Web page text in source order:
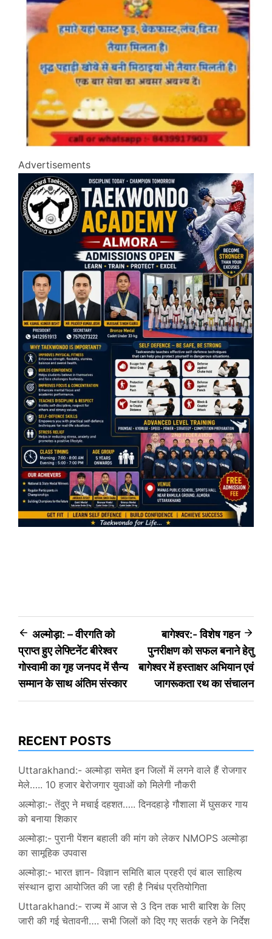
Advertisements
Post
navigation
अल्मोड़ा: – वीरगति को
प्राप्त हुए लेफ्टिनेंट बीरेश्वर
गोस्वामी का गृह जनपद में सैन्य
सम्मान के साथ अंतिम संस्कार
बागेश्वर:- विशेष गहन
पुनरीक्षण को सफल बनाने हेतु
बागेश्वर में हस्ताक्षर अभियान एवं
जागरूकता रथ का संचालन
RECENT POSTS
Uttarakhand:- अल्मोड़ा समेत इन जिलों में लगने वाले हैं रोजगार
मेले….. 10 हजार बेरोजगार युवाओं को मिलेगी नौकरी
अल्मोड़ा:- तेंदुए ने मचाई दहशत….. दिनदहाड़े गौशाला में घुसकर गाय
को बनाया शिकार
अल्मोड़ा:- पुरानी पेंशन बहाली की मांग को लेकर NMOPS अल्मोड़ा
का सामूहिक उपवास
अल्मोड़ा:- भारत ज्ञान- विज्ञान समिति बाल प्रहरी एवं बाल साहित्य
संस्थान द्वारा आयोजित की जा रही है निबंध प्रतियोगिता
Uttarakhand:- राज्य में आज से 3 दिन तक भारी बारिश के लिए
जारी की गई चेतावनी…. सभी जिलों को दिए गए सतर्क रहने के निर्देश